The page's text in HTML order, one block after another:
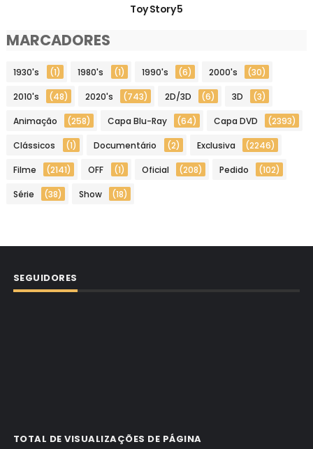
Toy Story 5
MARCADORES
1930's (1) 1980's (1) 1990's (6) 2000's (30)
2010's (48) 2020's (743) 2D/3D (6) 3D (3)
Animação (258) Capa Blu-Ray (64) Capa DVD (2393)
Clássicos (1) Documentário (2) Exclusiva (2246)
Filme (2141) OFF (1) Oficial (208) Pedido (102)
Série (38) Show (18)
SEGUIDORES
TOTAL DE VISUALIZAÇÕES DE PÁGINA